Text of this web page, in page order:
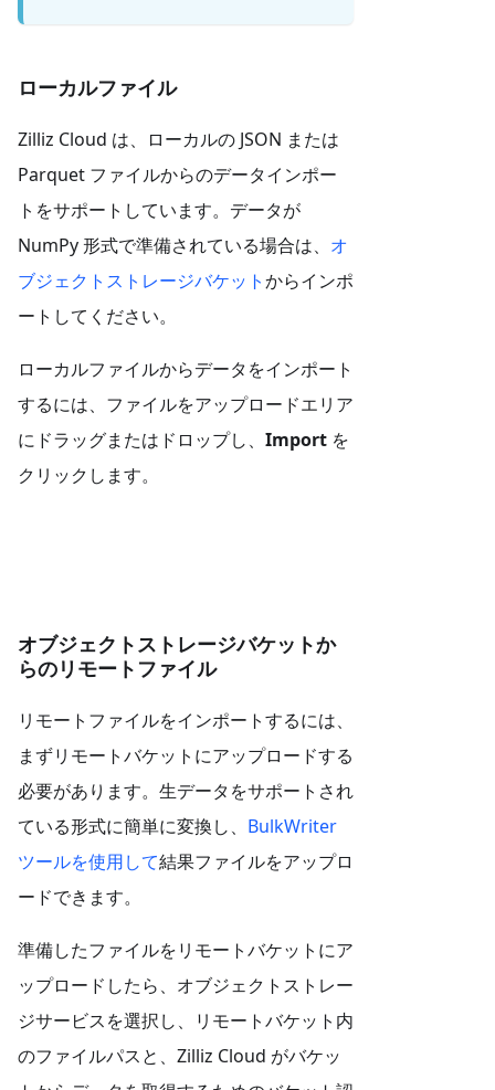
ローカルファイル
Zilliz Cloud は、ローカルの JSON または
Parquet ファイルからのデータインポー
トをサポートしています。データが
NumPy 形式で準備されている場合は、 オ
ブジェクトストレージバケットからインポ
ートしてください。
ローカルファイルからデータをインポート
するには、ファイルをアップロードエリア
にドラッグまたはドロップし、 Import を
クリックします。
オブジェクトストレージバケットか
らのリモートファイル
リモートファイルをインポートするには、
まずリモートバケットにアップロードする
必要があります。生データをサポートされ
ている形式に簡単に変換し、 BulkWriter
ツールを使用して結果ファイルをアップロ
ードできます。
準備したファイルをリモートバケットにア
ップロードしたら、オブジェクトストレー
ジサービスを選択し、リモートバケット内
のファイルパスと、Zilliz Cloud がバケッ